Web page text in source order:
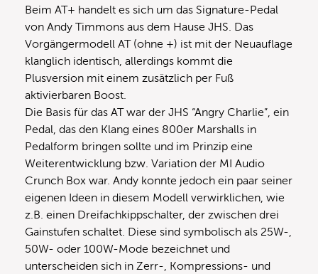
Beim AT+ handelt es sich um das Signature-Pedal
von Andy Timmons aus dem Hause JHS. Das
Vorgängermodell AT (ohne +) ist mit der Neuauflage
klanglich identisch, allerdings kommt die
Plusversion mit einem zusätzlich per Fuß
aktivierbaren Boost.
Die Basis für das AT war der JHS “Angry Charlie”, ein
Pedal, das den Klang eines 800er Marshalls in
Pedalform bringen sollte und im Prinzip eine
Weiterentwicklung bzw. Variation der MI Audio
Crunch Box war. Andy konnte jedoch ein paar seiner
eigenen Ideen in diesem Modell verwirklichen, wie
z.B. einen Dreifachkippschalter, der zwischen drei
Gainstufen schaltet. Diese sind symbolisch als 25W-,
50W- oder 100W-Mode bezeichnet und
unterscheiden sich in Zerr-, Kompressions- und